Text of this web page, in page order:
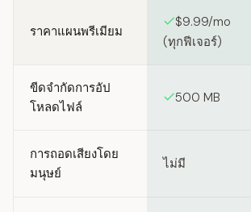
ราคาแผนพรีเมียม
$9.99/mo
(ทุกฟีเจอร์)
ขีดจำกัดการอัป
โหลดไฟล์
500 MB
การถอดเสียงโดย
มนุษย์
ไม่มี